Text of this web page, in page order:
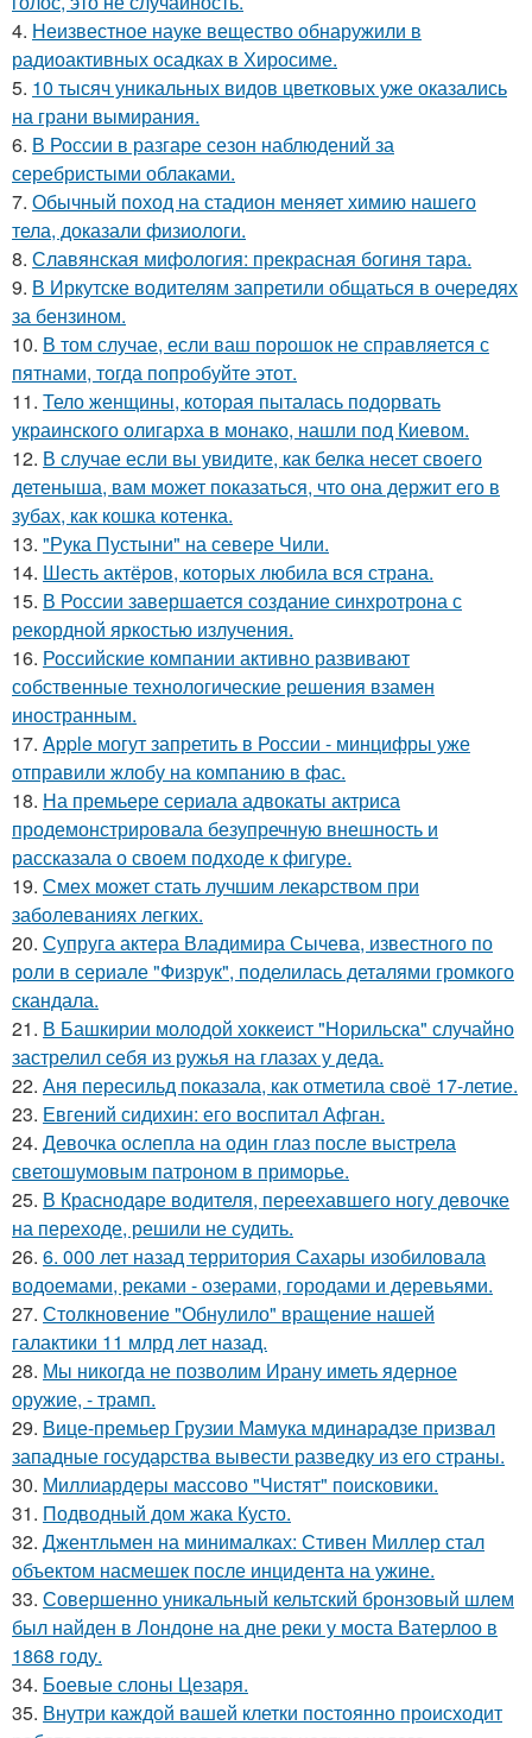
4. Неизвестное науке вещество обнаружили в
радиоактивных осадках в Хиросиме.
5. 10 тысяч уникальных видов цветковых уже оказались
на грани вымирания.
6. В России в разгаре сезон наблюдений за
серебристыми облаками.
7. Обычный поход на стадион меняет химию нашего
тела, доказали физиологи.
8. Славянская мифология: прекрасная богиня тара.
9. В Иркутске водителям запретили общаться в очередях
за бензином.
10. В том случае, если ваш порошок не справляется с
пятнами, тогда попробуйте этот.
11. Тело женщины, которая пыталась подорвать
украинского олигарха в монако, нашли под Киевом.
12. В случае если вы увидите, как белка несет своего
детеныша, вам может показаться, что она держит его в
зубах, как кошка котенка.
13. "Рука Пустыни" на севере Чили.
14. Шесть актёров, которых любила вся страна.
15. В России завершается создание синхротрона с
рекордной яркостью излучения.
16. Российские компании активно развивают
собственные технологические решения взамен
иностранным.
17. Apple могут запретить в России - минцифры уже
отправили жлобу на компанию в фас.
18. На премьере сериала адвокаты актриса
продемонстрировала безупречную внешность и
рассказала о своем подходе к фигуре.
19. Смех может стать лучшим лекарством при
заболеваниях легких.
20. Супруга актера Владимира Сычева, известного по
роли в сериале "Физрук", поделилась деталями громкого
скандала.
21. В Башкирии молодой хоккеист "Норильска" случайно
застрелил себя из ружья на глазах у деда.
22. Аня пересильд показала, как отметила своё 17-летие.
23. Евгений сидихин: его воспитал Афган.
24. Девочка ослепла на один глаз после выстрела
светошумовым патроном в приморье.
25. В Краснодаре водителя, переехавшего ногу девочке
на переходе, решили не судить.
26. 6. 000 лет назад территория Сахары изобиловала
водоемами, реками - озерами, городами и деревьями.
27. Столкновение "Обнулило" вращение нашей
галактики 11 млрд лет назад.
28. Мы никогда не позволим Ирану иметь ядерное
оружие, - трамп.
29. Вице-премьер Грузии Мамука мдинарадзе призвал
западные государства вывести разведку из его страны.
30. Миллиардеры массово "Чистят" поисковики.
31. Подводный дом жака Кусто.
32. Джентльмен на минималках: Стивен Миллер стал
объектом насмешек после инцидента на ужине.
33. Совершенно уникальный кельтский бронзовый шлем
был найден в Лондоне на дне реки у моста Ватерлоо в
1868 году.
34. Боевые слоны Цезаря.
35. Внутри каждой вашей клетки постоянно происходит